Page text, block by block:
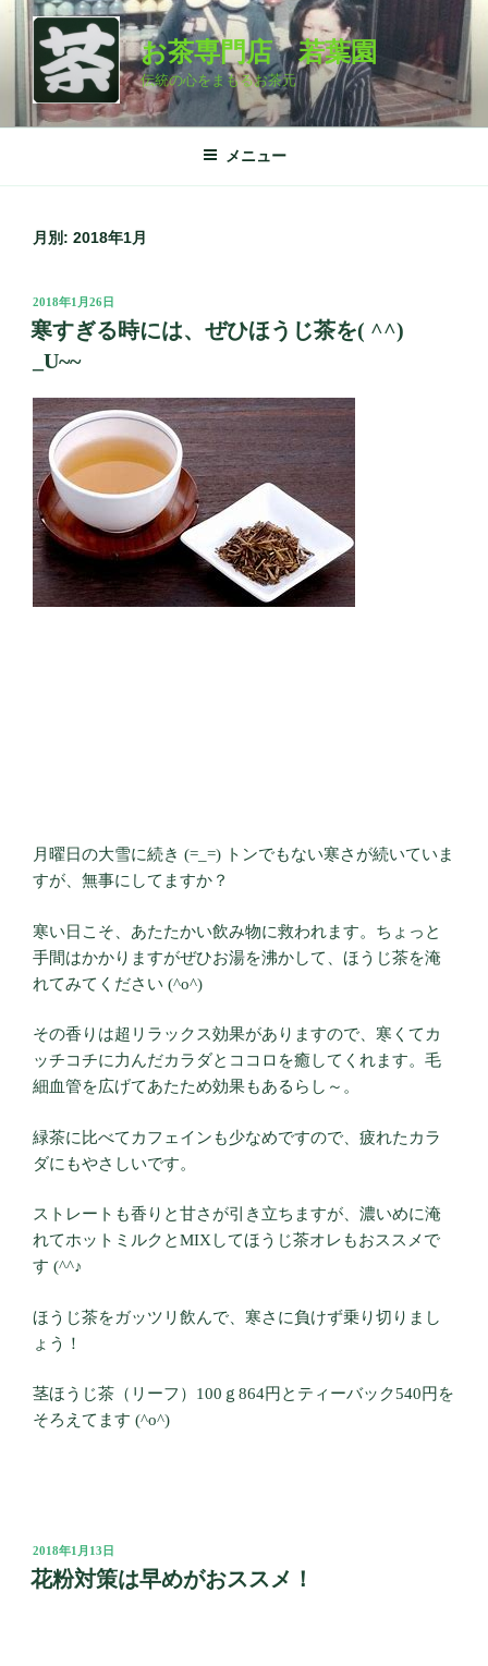
お茶専門店 若葉園
伝統の心をまもるお茶元
メニュー
月別: 2018年1月
投
稿
日:
2018年1月26日
寒すぎる時には、ぜひほうじ茶を( ^^)
_U~~
月曜日の大雪に続き (=_=) トンでもない寒さが続いていま
すが、無事にしてますか？
寒い日こそ、あたたかい飲み物に救われます。ちょっと
手間はかかりますがぜひお湯を沸かして、ほうじ茶を淹
れてみてください (^o^)
その香りは超リラックス効果がありますので、寒くてカ
ッチコチに力んだカラダとココロを癒してくれます。毛
細血管を広げてあたため効果もあるらし～。
緑茶に比べてカフェインも少なめですので、疲れたカラ
ダにもやさしいです。
ストレートも香りと甘さが引き立ちますが、濃いめに淹
れてホットミルクとMIXしてほうじ茶オレもおススメで
す (^^♪
ほうじ茶をガッツリ飲んで、寒さに負けず乗り切りまし
ょう！
茎ほうじ茶（リーフ）100ｇ864円とティーバック540円を
そろえてます (^o^)
投
稿
日:
2018年1月13日
花粉対策は早めがおススメ！